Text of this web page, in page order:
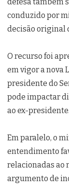
conduzido por
decisão original
O recurso foi
em vigor a nova
presidente do
pode impactar
ao ex-presidente.
Em paralelo, o
entendimento
relacionadas ao
argumento de